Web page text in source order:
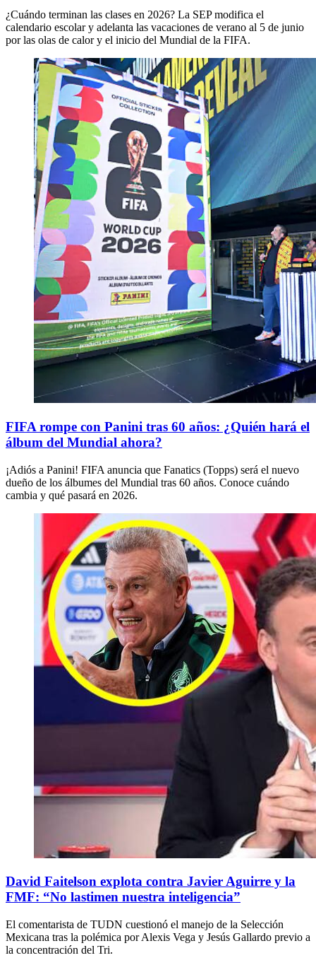
¿Cuándo terminan las clases en 2026? La SEP modifica el
calendario escolar y adelanta las vacaciones de verano al 5 de junio
por las olas de calor y el inicio del Mundial de la FIFA.
FIFA rompe con Panini tras 60 años: ¿Quién hará el
álbum del Mundial ahora?
¡Adiós a Panini! FIFA anuncia que Fanatics (Topps) será el nuevo
dueño de los álbumes del Mundial tras 60 años. Conoce cuándo
cambia y qué pasará en 2026.
David Faitelson explota contra Javier Aguirre y la
FMF: “No lastimen nuestra inteligencia”
El comentarista de TUDN cuestionó el manejo de la Selección
Mexicana tras la polémica por Alexis Vega y Jesús Gallardo previo a
la concentración del Tri.